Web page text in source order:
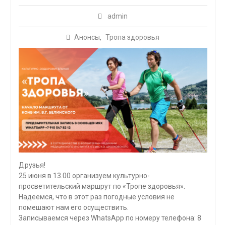
admin
Анонсы, Тропа здоровья
Друзья!
25 июня в 13.00 организуем культурно-
просветительский маршрут по «Тропе здоровья».
Надеемся, что в этот раз погодные условия не
помешают нам его осуществить.
Записываемся через WhatsApp по номеру телефона: 8